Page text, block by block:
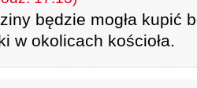
będzie mogła kupić
w okolicach kościoła.